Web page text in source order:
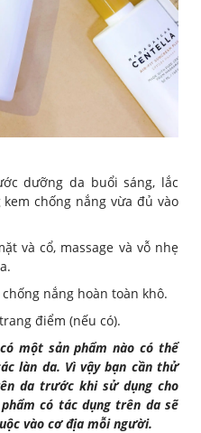
dưỡng da buổi sáng, lắc
chống nắng vừa đủ vào
và cổ, massage và vỗ nhẹ
nắng hoàn toàn khô.
điểm (nếu có).
một sản phẩm nào có thể
làn da. Vì vậy bạn cần thử
da trước khi sử dụng cho
có tác dụng trên da sẽ
vào cơ địa mỗi người.